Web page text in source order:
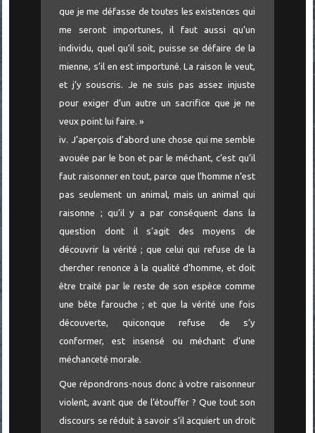
que je me défasse de toutes les existences qui
me seront importunes, il faut aussi qu’un
individu, quel qu’il soit, puisse se défaire de la
mienne, s’il en est importuné. La raison le veut,
et j’y souscris. Je ne suis pas assez injuste
pour exiger d’un autre un sacrifice que je ne
veux point lui faire. »
iv. J’aperçois d’abord une chose qui me semble
avouée par le bon et par le méchant, c’est qu’il
faut raisonner en tout, parce que l’homme n’est
pas seulement un animal, mais un animal qui
raisonne ; qu’il y a par conséquent dans la
question dont il s’agit des moyens de
découvrir la vérité ; que celui qui refuse de la
chercher renonce à la qualité d’homme, et doit
être traité par le reste de son espèce comme
une bête farouche ; et que la vérité une fois
découverte, quiconque refuse de s’y
conformer, est insensé ou méchant d’une
méchanceté morale.
Que répondrons-nous donc à votre raisonneur
violent, avant que de l’étouffer ? Que tout son
discours se réduit à savoir s’il acquiert un droit